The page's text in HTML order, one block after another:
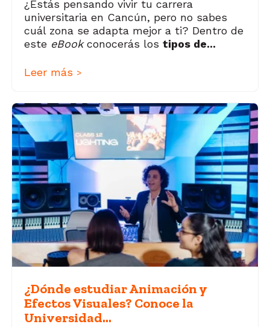
¿Estás pensando vivir tu carrera
universitaria en Cancún, pero no sabes
cuál zona se adapta mejor a ti? Dentro de
este eBookconocerás los tipos de...
Leer más >
¿Dónde estudiar Animación y
Efectos Visuales? Conoce la
Universidad...